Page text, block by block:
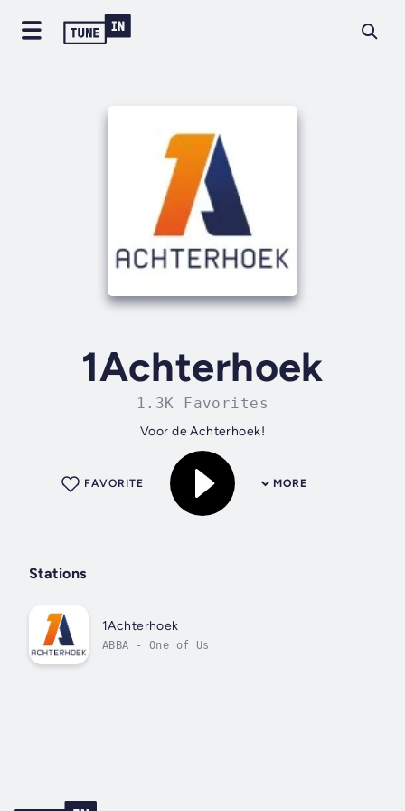
1Achterhoek
1.3K Favorites
Voor de Achterhoek!
MORE
FAVORITE
Stations
1Achterhoek
ABBA - One of Us